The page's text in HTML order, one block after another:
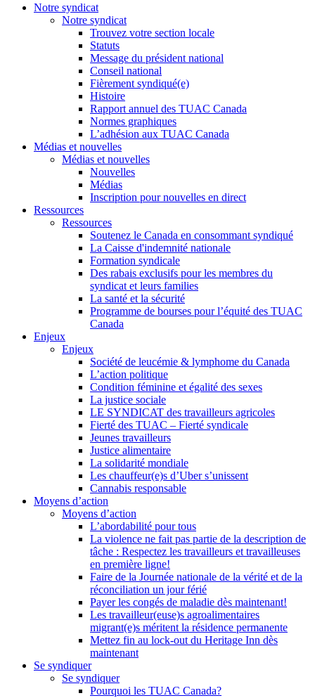
Notre syndicat
Notre syndicat
Trouvez votre section locale
Statuts
Message du président national
Conseil national
Fièrement syndiqué(e)
Histoire
Rapport annuel des TUAC Canada
Normes graphiques
L’adhésion aux TUAC Canada
Médias et nouvelles
Médias et nouvelles
Nouvelles
Médias
Inscription pour nouvelles en direct
Ressources
Ressources
Soutenez le Canada en consommant syndiqué
La Caisse d'indemnité nationale
Formation syndicale
Des rabais exclusifs pour les membres du
syndicat et leurs families
La santé et la sécurité
Programme de bourses pour l’équité des TUAC
Canada
Enjeux
Enjeux
Société de leucémie & lymphome du Canada
L’action politique
Condition féminine et égalité des sexes
La justice sociale
LE SYNDICAT des travailleurs agricoles
Fierté des TUAC – Fierté syndicale
Jeunes travailleurs
Justice alimentaire
La solidarité mondiale
Les chauffeur(e)s d’Uber s’unissent
Cannabis responsable
Moyens d’action
Moyens d’action
L’abordabilité pour tous
La violence ne fait pas partie de la description de
tâche : Respectez les travailleurs et travailleuses
en première ligne!
Faire de la Journée nationale de la vérité et de la
réconciliation un jour férié
Payer les congés de maladie dès maintenant!
Les travailleur(euse)s agroalimentaires
migrant(e)s méritent la résidence permanente
Mettez fin au lock-out du Heritage Inn dès
maintenant
Se syndiquer
Se syndiquer
Pourquoi les TUAC Canada?